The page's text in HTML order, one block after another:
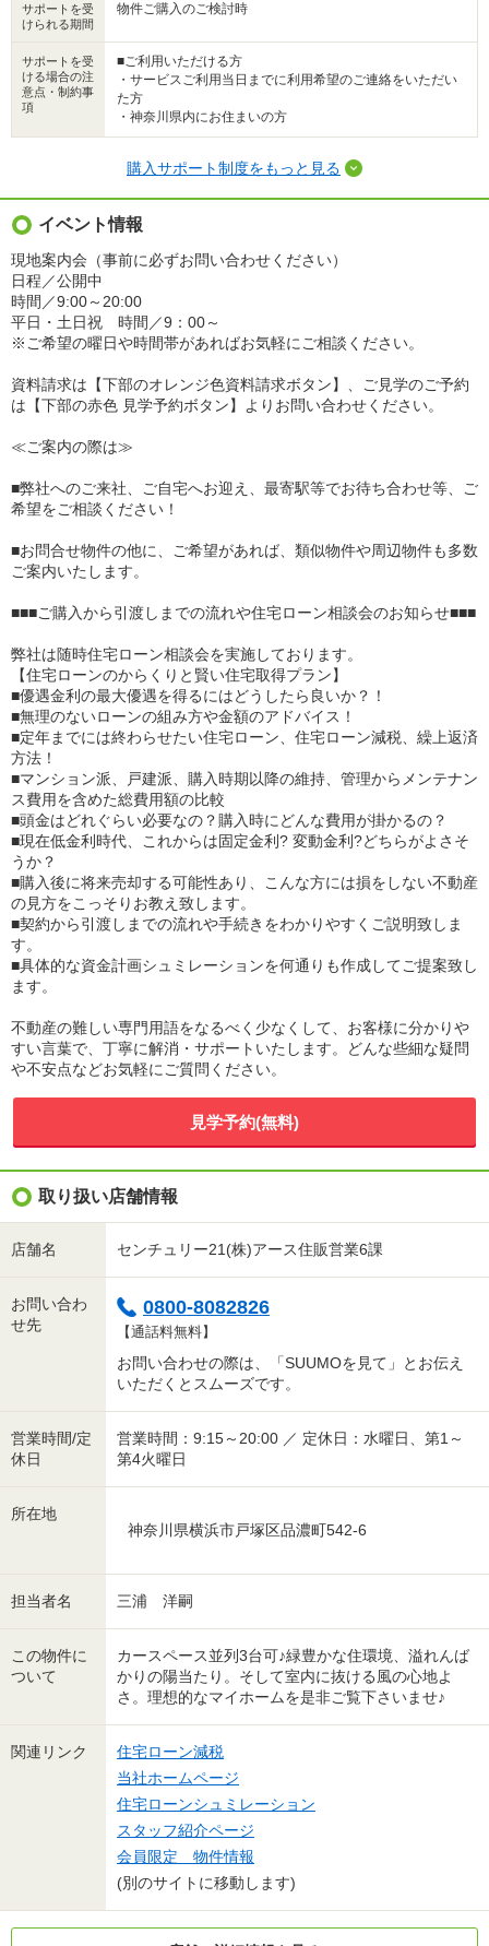
サポートを受
けられる期間
物件ご購入のご検討時
サポートを受
ける場合の注
意点・制約事
項
■ご利用いただける方
・サービスご利用当日までに利用希望のご連絡をいただい
た方
・神奈川県内にお住まいの方
購入サポート制度をもっと見る
イベント情報
現地案内会（事前に必ずお問い合わせください）
日程／公開中
時間／9:00～20:00
平日・土日祝 時間／9：00～
※ご希望の曜日や時間帯があればお気軽にご相談ください。
資料請求は【下部のオレンジ色資料請求ボタン】、ご見学のご予約
は【下部の赤色 見学予約ボタン】よりお問い合わせください。
≪ご案内の際は≫
■弊社へのご来社、ご自宅へお迎え、最寄駅等でお待ち合わせ等、ご
希望をご相談ください！
■お問合せ物件の他に、ご希望があれば、類似物件や周辺物件も多数
ご案内いたします。
■■■ご購入から引渡しまでの流れや住宅ローン相談会のお知らせ■■■
弊社は随時住宅ローン相談会を実施しております。
【住宅ローンのからくりと賢い住宅取得プラン】
■優遇金利の最大優遇を得るにはどうしたら良いか？！
■無理のないローンの組み方や金額のアドバイス！
■定年までには終わらせたい住宅ローン、住宅ローン減税、繰上返済
方法！
■マンション派、戸建派、購入時期以降の維持、管理からメンテナン
ス費用を含めた総費用額の比較
■頭金はどれぐらい必要なの？購入時にどんな費用が掛かるの？
■現在低金利時代、これからは固定金利? 変動金利?どちらがよさそ
うか？
■購入後に将来売却する可能性あり、こんな方には損をしない不動産
の見方をこっそりお教え致します。
■契約から引渡しまでの流れや手続きをわかりやすくご説明致しま
す。
■具体的な資金計画シュミレーションを何通りも作成してご提案致し
ます。
不動産の難しい専門用語をなるべく少なくして、お客様に分かりや
すい言葉で、丁寧に解消・サポートいたします。どんな些細な疑問
や不安点などお気軽にご質問ください。
見学予約(無料)
取り扱い店舗情報
店舗名 センチュリー21(株)アース住販営業6課
お問い合わ
せ先
0800-8082826
【通話料無料】
お問い合わせの際は、「SUUMOを見て」とお伝え
いただくとスムーズです。
営業時間/定
休日
営業時間：9:15～20:00 ／ 定休日：水曜日、第1～
第4火曜日
所在地
神奈川県横浜市戸塚区品濃町542-6
担当者名 三浦 洋嗣
この物件に
ついて
カースペース並列3台可♪緑豊かな住環境、溢れんば
かりの陽当たり。そして室内に抜ける風の心地よ
さ。理想的なマイホームを是非ご覧下さいませ♪
関連リンク
住宅ローン減税
当社ホームページ
住宅ローンシュミレーション
スタッフ紹介ページ
会員限定 物件情報
(別のサイトに移動します)